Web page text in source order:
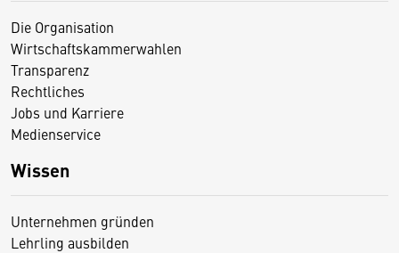
Die Organisation
Wirtschaftskammerwahlen
Transparenz
Rechtliches
Jobs und Karriere
Medienservice
Wissen
Unternehmen gründen
Lehrling ausbilden